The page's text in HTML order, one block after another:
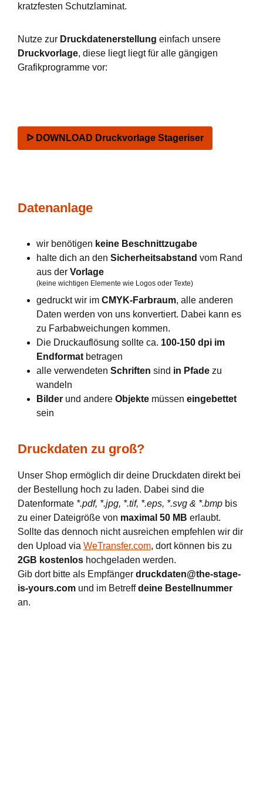
kratzfesten Schutzlaminat.
Nutze zur Druckdatenerstellung einfach unsere
Druckvorlage, diese liegt liegt für alle gängigen
Grafikprogramme vor:
ᐅ DOWNLOAD Druckvorlage Stageriser
Datenanlage
wir benötigen keine Beschnittzugabe
halte dich an den Sicherheitsabstand vom Rand
aus der Vorlage
(keine wichtigen Elemente wie Logos oder Texte)
gedruckt wir im CMYK-Farbraum, alle anderen
Daten werden von uns konvertiert. Dabei kann es
zu Farbabweichungen kommen.
Die Druckauflösung sollte ca. 100-150 dpi im
Endformat betragen
alle verwendeten Schriften sind in Pfade zu
wandeln
Bilder und andere Objekte müssen eingebettet
sein
Druckdaten zu groß?
Unser Shop ermöglich dir deine Druckdaten direkt bei
der Bestellung hoch zu laden. Dabei sind die
Datenformate *.pdf, *.jpg, *.tif, *.eps, *.svg & *.bmp bis
zu einer Dateigröße von maximal 50 MB erlaubt.
Sollte das dennoch nicht ausreichen empfehlen wir dir
den Upload via WeTransfer.com, dort können bis zu
2GB kostenlos hochgeladen werden.
Gib dort bitte als Empfänger druckdaten@the-stage-
is-yours.com und im Betreffdeine Bestellnummer
an.